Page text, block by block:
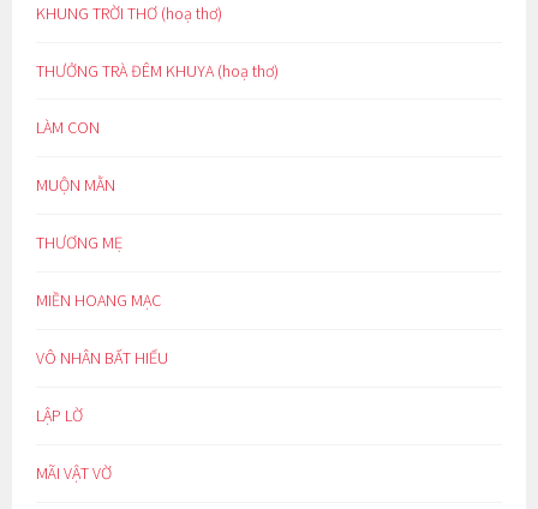
KHUNG TRỜI THƠ (hoạ thơ)
THƯỞNG TRÀ ĐÊM KHUYA (hoạ thơ)
LÀM CON
MUỘN MẰN
THƯƠNG MẸ
MIỀN HOANG MẠC
VÔ NHÂN BẤT HIẾU
LẬP LỜ
MÃI VẬT VỜ